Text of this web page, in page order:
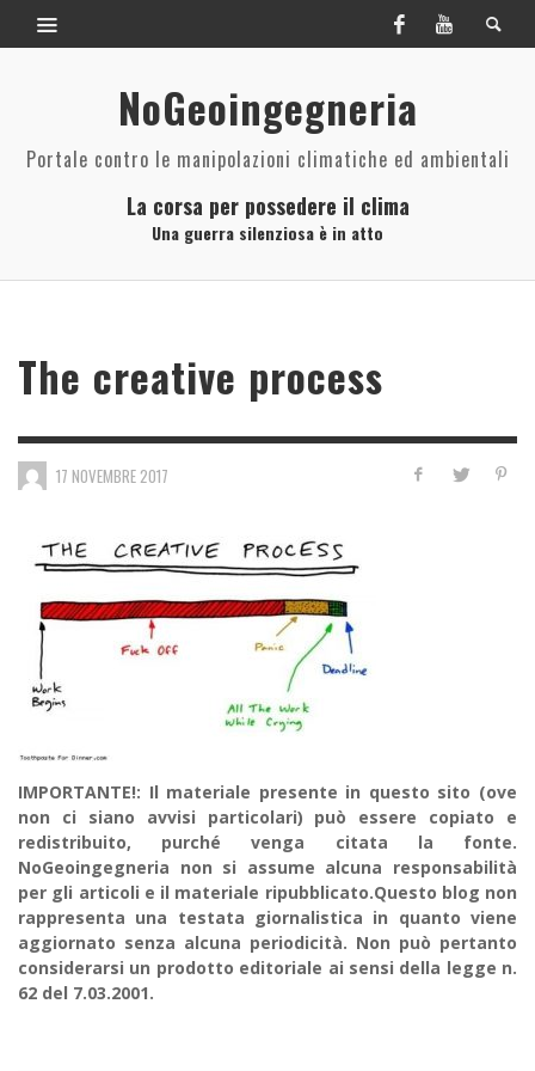
NoGeoingegneria
Portale contro le manipolazioni climatiche ed ambientali
La corsa per possedere il clima
Una guerra silenziosa è in atto
The creative process
17 NOVEMBRE 2017
IMPORTANTE!: Il materiale presente in questo sito (ove
non ci siano avvisi particolari) può essere copiato e
redistribuito, purché venga citata la fonte.
NoGeoingegneria non si assume alcuna responsabilità
per gli articoli e il materiale ripubblicato.Questo blog non
rappresenta una testata giornalistica in quanto viene
aggiornato senza alcuna periodicità. Non può pertanto
considerarsi un prodotto editoriale ai sensi della legge n.
62 del 7.03.2001.